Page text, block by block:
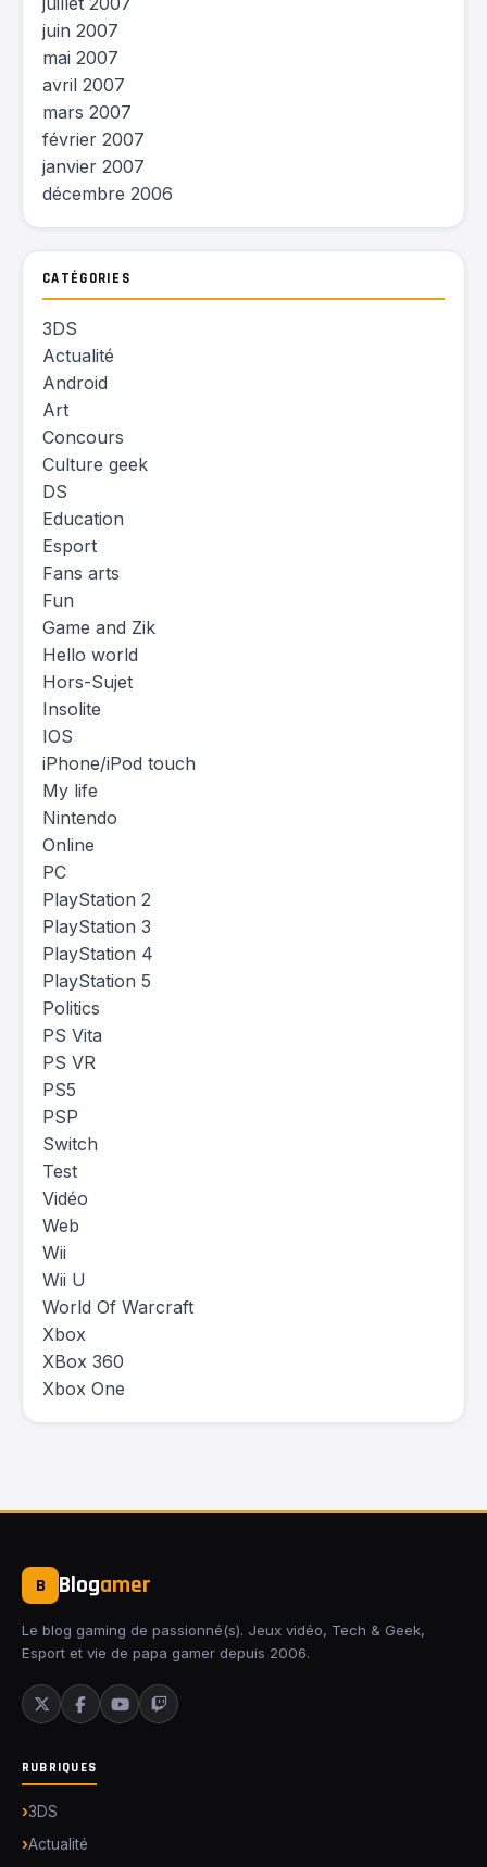
juin 2007
mai 2007
avril 2007
mars 2007
février 2007
janvier 2007
décembre 2006
CATÉGORIES
3DS
Actualité
Android
Art
Concours
Culture geek
DS
Education
Esport
Fans arts
Fun
Game and Zik
Hello world
Hors-Sujet
Insolite
IOS
iPhone/iPod touch
My life
Nintendo
Online
PC
PlayStation 2
PlayStation 3
PlayStation 4
PlayStation 5
Politics
PS Vita
PS VR
PS5
PSP
Switch
Test
Vidéo
Web
Wii
Wii U
World Of Warcraft
Xbox
XBox 360
Xbox One
B Blogamer
Le blog gaming de passionné(s). Jeux vidéo, Tech & Geek,
Esport et vie de papa gamer depuis 2006.
RUBRIQUES
3DS
Actualité